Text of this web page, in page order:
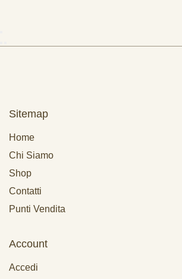
Sitemap
Home
Chi Siamo
Shop
Contatti
Punti Vendita
Account
Accedi